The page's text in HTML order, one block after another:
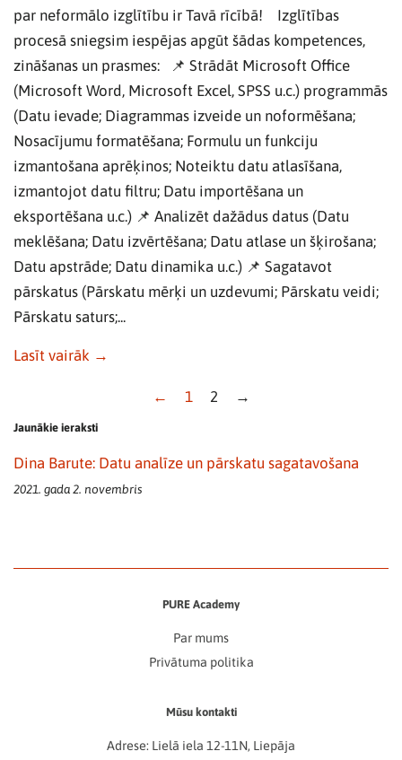
par neformālo izglītību ir Tavā rīcībā! Izglītības
procesā sniegsim iespējas apgūt šādas kompetences,
zināšanas un prasmes: 📌 Strādāt Microsoft Office
(Microsoft Word, Microsoft Excel, SPSS u.c.) programmās
(Datu ievade; Diagrammas izveide un noformēšana;
Nosacījumu formatēšana; Formulu un funkciju
izmantošana aprēķinos; Noteiktu datu atlasīšana,
izmantojot datu filtru; Datu importēšana un
eksportēšana u.c.) 📌 Analizēt dažādus datus (Datu
meklēšana; Datu izvērtēšana; Datu atlase un šķirošana;
Datu apstrāde; Datu dinamika u.c.) 📌 Sagatavot
pārskatus (Pārskatu mērķi un uzdevumi; Pārskatu veidi;
Pārskatu saturs;...
Lasīt vairāk →
← 1 2 →
Jaunākie ieraksti
Dina Barute: Datu analīze un pārskatu sagatavošana
2021. gada 2. novembris
PURE Academy
Par mums
Privātuma politika
Mūsu kontakti
Adrese: Lielā iela 12-11N, Liepāja